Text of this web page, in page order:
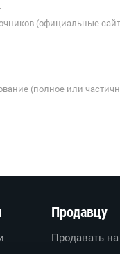
(официальные
(полное или
Продавцу
Продавать
Создать